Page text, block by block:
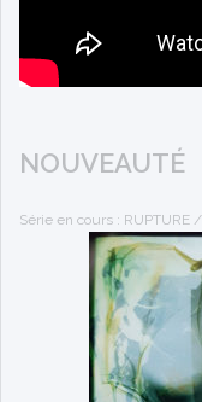
NOUVEAUTÉ
Série en cours : RUPTURE